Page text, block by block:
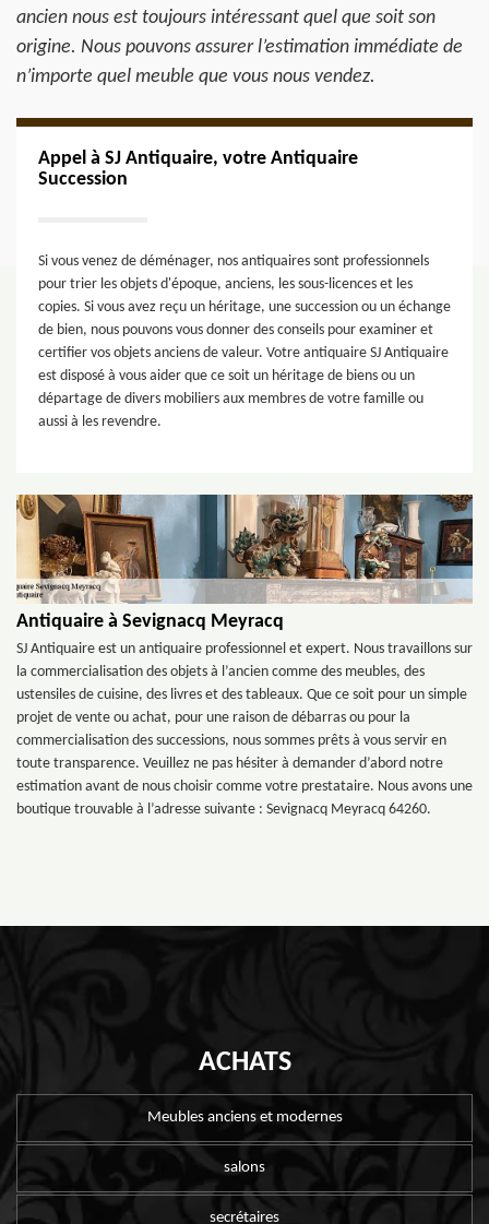
ancien nous est toujours intéressant quel que soit son
origine. Nous pouvons assurer l’estimation immédiate de
n’importe quel meuble que vous nous vendez.
Appel à SJ Antiquaire, votre Antiquaire
Succession
Si vous venez de déménager, nos antiquaires sont professionnels
pour trier les objets d'époque, anciens, les sous-licences et les
copies. Si vous avez reçu un héritage, une succession ou un échange
de bien, nous pouvons vous donner des conseils pour examiner et
certifier vos objets anciens de valeur. Votre antiquaire SJ Antiquaire
est disposé à vous aider que ce soit un héritage de biens ou un
départage de divers mobiliers aux membres de votre famille ou
aussi à les revendre.
Antiquaire à Sevignacq Meyracq
SJ Antiquaire est un antiquaire professionnel et expert. Nous travaillons sur
la commercialisation des objets à l’ancien comme des meubles, des
ustensiles de cuisine, des livres et des tableaux. Que ce soit pour un simple
projet de vente ou achat, pour une raison de débarras ou pour la
commercialisation des successions, nous sommes prêts à vous servir en
toute transparence. Veuillez ne pas hésiter à demander d’abord notre
estimation avant de nous choisir comme votre prestataire. Nous avons une
boutique trouvable à l’adresse suivante : Sevignacq Meyracq 64260.
ACHATS
Meubles anciens et modernes
salons
secrétaires